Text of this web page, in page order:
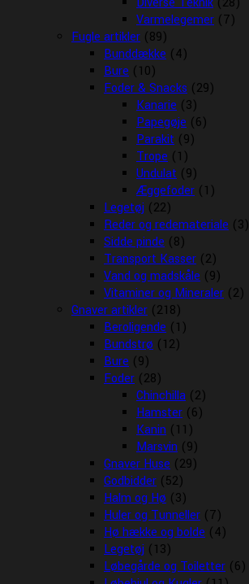
Varmelegemer (7)
Fugle artikler (89)
Bunddække (4)
Bure (10)
Foder & Snacks (29)
Kanarie (3)
Papegøje (6)
Parakit (9)
Trope (1)
Undulat (9)
Æggefoder (1)
Legetøj (22)
Reder og redemateriale (3)
Sidde pinde (8)
Transport Kasser (2)
Vand og madskåle (9)
Vitaminer og Mineraler (2)
Gnaver artikler (218)
Beroligende (1)
Bundstrø (12)
Bure (9)
Foder (28)
Chinchilla (2)
Hamster (6)
Kanin (11)
Marsvin (9)
Gnaver Huse (29)
Godbidder (52)
Halm og Hø (3)
Huler og Tunneller (7)
Hø hække og bolde (4)
Legetøj (13)
Løbegårde og Toiletter (6)